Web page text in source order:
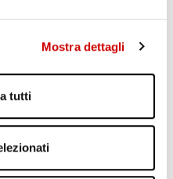
Mostra dettagli
tutti